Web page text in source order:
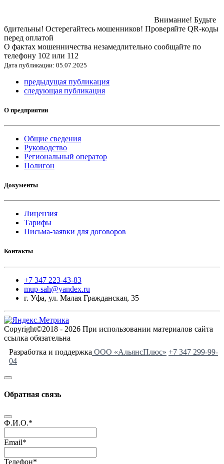
Внимание! Будьте
бдительны! Остерегайтесь мошенников! Проверяйте QR-коды
перед оплатой
О фактах мошенничества незамедлительно сообщайте по
телефону 102 или 112
Дата публикации: 05.07.2025
предыдущая публикация
следующая публикация
О предприятии
Общие сведения
Руководство
Региональный оператор
Полигон
Документы
Лицензия
Тарифы
Письма-заявки для договоров
Контакты
+7 347 223-43-83
mup-sah@yandex.ru
г. Уфа, ул. Малая Гражданская, 35
Copyright©2018 - 2026 При использовании материалов сайта
ссылка обязательна
Разработка и поддержка ООО «АльянсПлюс» +7 347 299-99-
04
Обратная связь
Ф.И.О.*
Email*
Телефон*